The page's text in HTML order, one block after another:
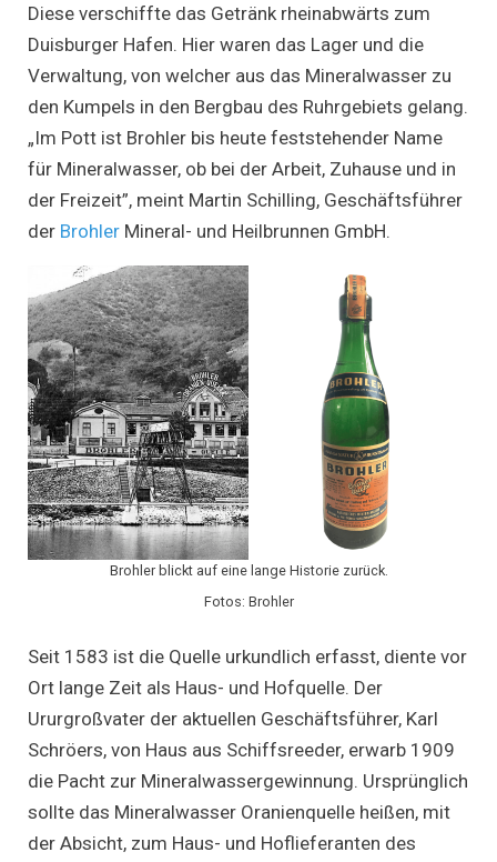
Diese verschiffte das Getränk rheinabwärts zum
Duisburger Hafen. Hier waren das Lager und die
Verwaltung, von welcher aus das Mineralwasser zu
den Kumpels in den Bergbau des Ruhrgebiets gelang.
„Im Pott ist Brohler bis heute feststehender Name
für Mineralwasser, ob bei der Arbeit, Zuhause und in
der Freizeit”, meint Martin Schilling, Geschäftsführer
der Brohler Mineral- und Heilbrunnen GmbH.
Brohler blickt auf eine lange Historie zurück.
Fotos: Brohler
Seit 1583 ist die Quelle urkundlich erfasst, diente vor
Ort lange Zeit als Haus- und Hofquelle. Der
Ururgroßvater der aktuellen Geschäftsführer, Karl
Schröers, von Haus aus Schiffsreeder, erwarb 1909
die Pacht zur Mineralwassergewinnung. Ursprünglich
sollte das Mineralwasser Oranienquelle heißen, mit
der Absicht, zum Haus- und Hoflieferanten des